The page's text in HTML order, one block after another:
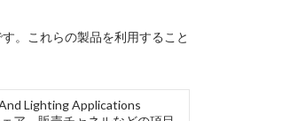
。これらの製品を利用すること
Lighting Applications